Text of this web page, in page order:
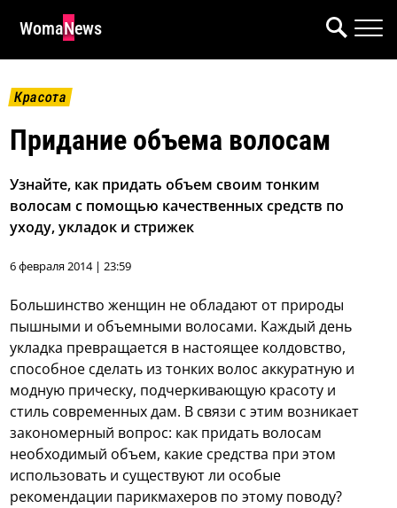
WomaNews
Красота
Придание объема волосам
Узнайте, как придать объем своим тонким
волосам с помощью качественных средств по
уходу, укладок и стрижек
6 февраля 2014 | 23:59
Большинство женщин не обладают от природы
пышными и объемными волосами. Каждый день
укладка превращается в настоящее колдовство,
способное сделать из тонких волос аккуратную и
модную прическу, подчеркивающую красоту и
стиль современных дам. В связи с этим возникает
закономерный вопрос: как придать волосам
необходимый объем, какие средства при этом
использовать и существуют ли особые
рекомендации парикмахеров по этому поводу?